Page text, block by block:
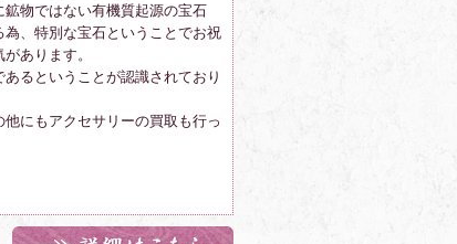
物ではない有機質起源の宝石
、特別な宝石ということでお祝
あります。
るということが認識されており
にもアクセサリーの買取も行っ